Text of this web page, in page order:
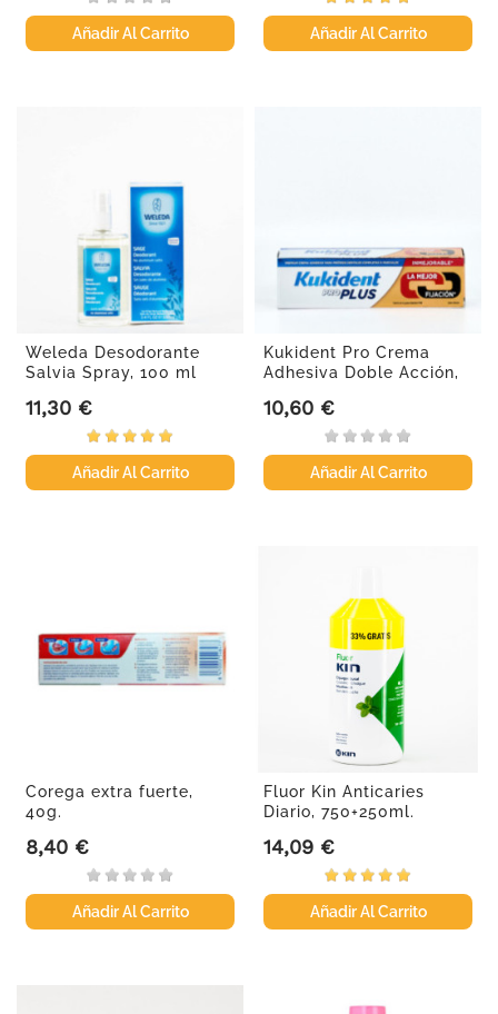
Añadir Al Carrito Añadir Al Carrito
Weleda Desodorante
Salvia Spray, 100 ml
Precio
11,30 €
Añadir Al Carrito
Kukident Pro Crema
Adhesiva Doble Acción,
Precio
10,60 €
Añadir Al Carrito
Corega extra fuerte,
40g.
Precio
8,40 €
Añadir Al Carrito
Fluor Kin Anticaries
Diario, 750+250ml.
Precio
14,09 €
Añadir Al Carrito